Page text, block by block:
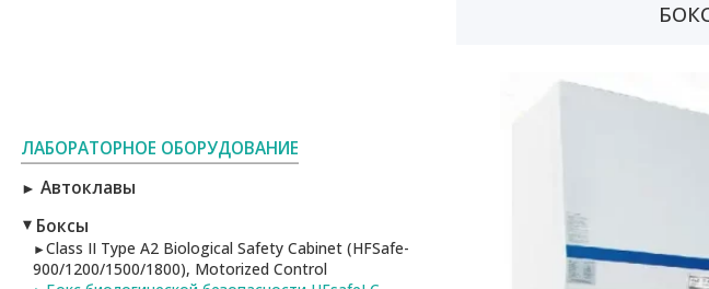
ЛАБОРАТОРНОЕ ОБОРУДОВАНИЕ
► Автоклавы
►Боксы
►Class II Type A2 Biological Safety Cabinet (HFSafe-
900/1200/1500/1800), Motorized Control